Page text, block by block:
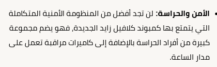
الأمن والحراسة: لن تجد أفضل من المنظومة الأمنية المتكاملة
التي يتمتع بها كمبوند كلافيل زايد الجديدة، فهو يضم مجموعة
كبيرة من أفراد الحراسة بالإضافة إلى كاميرات مراقبة تعمل على
مدار الساعة.